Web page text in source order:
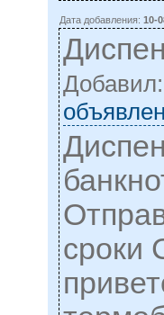
Дата добавления:10-
сроки